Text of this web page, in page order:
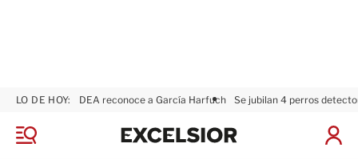
M
LO DE HOY: DEA reconoce a García Harfuch Se jubilan 4 perros
I
x